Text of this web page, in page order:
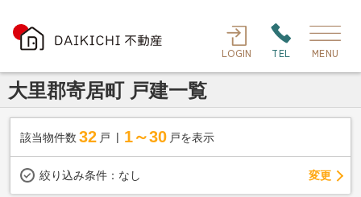
LOGIN TEL MENU
大里郡寄居町 戸建一覧
該当物件数 32 戸 1～30 戸を表示
絞り込み条件： なし 変更